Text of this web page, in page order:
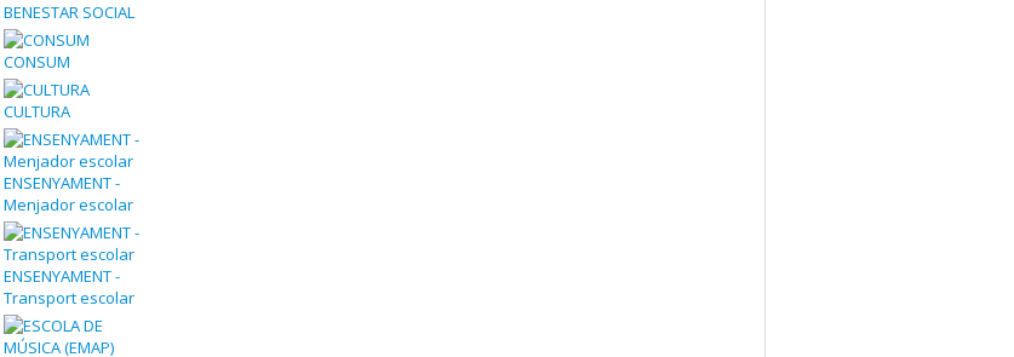
BENESTAR SOCIAL
CONSUM
CULTURA
ENSENYAMENT -
Menjador escolar
ENSENYAMENT -
Transport escolar